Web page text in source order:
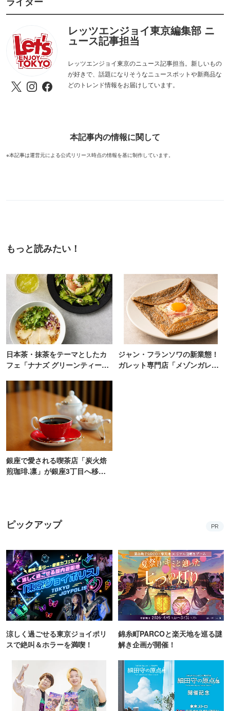
レッツエンジョイ東京編集部 ニ
ュース記事担当
レッツエンジョイ東京のニュース記事担当。新しいもの
が好きで、話題になりそうなニュースポットや新商品な
どのトレンド情報をお届けしています。
本記事内の情報に関して
※本記事は運営元による公式リリース時点の情報を基に制作しています。
もっと読みたい！
日本茶・抹茶をテーマとしたカ
フェ「ナナズ グリーンティー」
ジャン・フランソワの新業態！
ガレット専門店「メゾンガレッ
銀座で愛される喫茶店「炭火焙
煎珈琲.凛」が銀座3丁目へ移転
ピックアップ PR
涼しく過ごせる東京ジョイポリ
スで絶叫＆ホラーを満喫！
錦糸町PARCOと楽天地を巡る謎
解き企画が開催！